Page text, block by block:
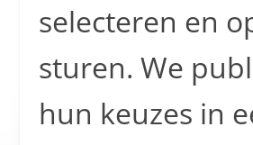
selecteren en
sturen. We
hun keuzes in